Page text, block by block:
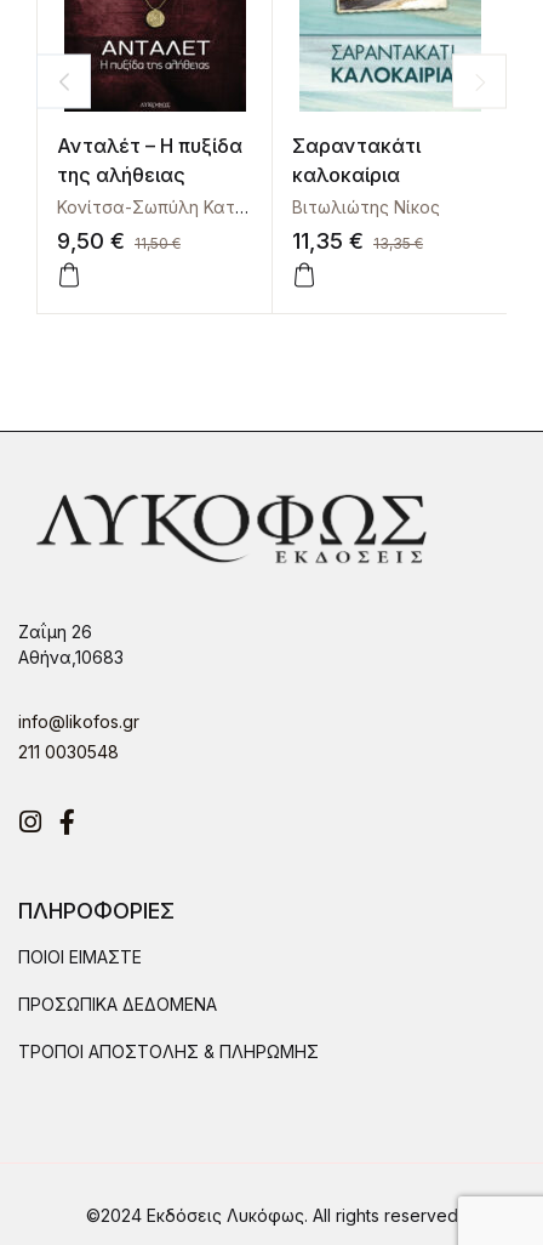
Ανταλέτ – Η πυξίδα
της αλήθειας
Κονίτσα-Σωπύλη Κατερίνα
9,50 € 11,50€
Σαραντακάτι
καλοκαίρια
Βιτωλιώτης Νίκος
11,35 € 13,35€
Ζαΐμη 26
Αθήνα,10683
info@likofos.gr
211 0030548
Instagram
Facebook
ΠΛΗΡΟΦΟΡΙΕΣ
ΠΟΙΟΙ ΕΙΜΑΣΤΕ
ΠΡΟΣΩΠΙΚΑ ΔΕΔΟΜΕΝΑ
ΤΡΟΠΟΙ ΑΠΟΣΤΟΛΗΣ & ΠΛΗΡΩΜΗΣ
©2024 Εκδόσεις Λυκόφως. All rights reserved